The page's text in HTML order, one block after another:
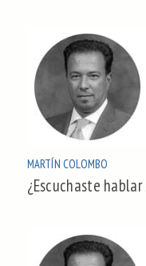
MARTÍN COLOMBO
¿Escuchaste